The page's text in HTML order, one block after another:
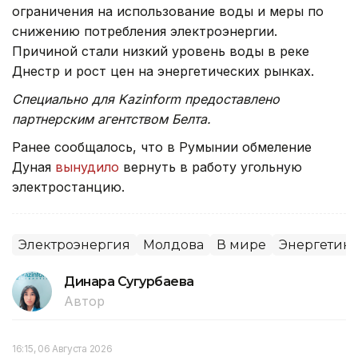
ограничения на использование воды и меры по
снижению потребления электроэнергии.
Причиной стали низкий уровень воды в реке
Днестр и рост цен на энергетических рынках.
Специально для Kazinform предоставлено
партнерским агентством Белта.
Ранее сообщалось, что в Румынии обмеление
Дуная вынудило вернуть в работу угольную
электростанцию.
Электроэнергия Молдова В мире Энергетика
Динара Сугурбаева
Автор
16:15, 06 Августа 2026